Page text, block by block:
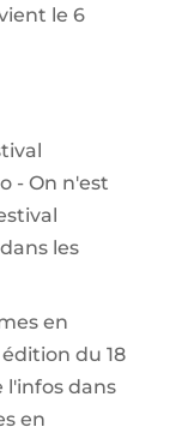
le 6
- On n'est
les
en
du 18
l'infosdans
en